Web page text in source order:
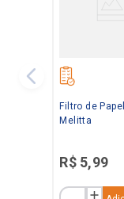
Filtro de
Melitta
R$ 5,99